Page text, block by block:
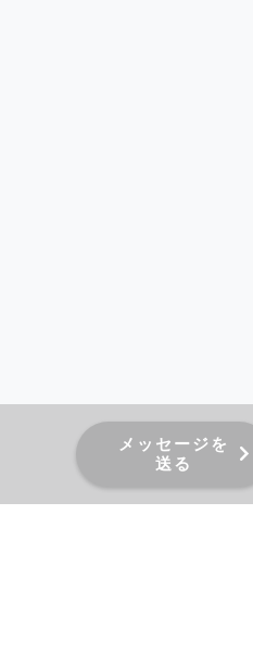
メッセージを
送る